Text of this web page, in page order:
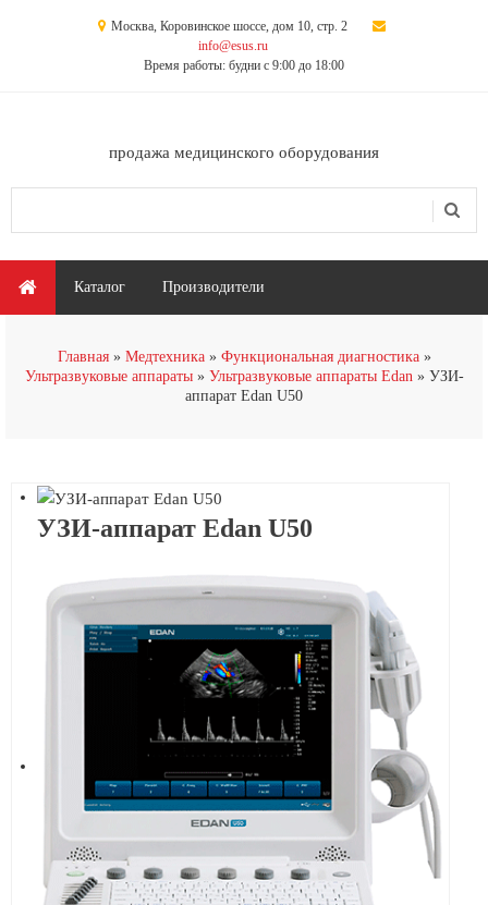
Москва, Коровинское шоссе, дом 10, стр. 2
info@esus.ru
Время работы: будни с 9:00 до 18:00
продажа медицинского оборудования
Главное меню
Каталог Производители
Главная Медтехника
Функциональная диагностика
Ультразвуковые аппараты
Ультразвуковые аппараты Edan
УЗИ-
аппарат Edan U50
УЗИ-аппарат Edan U50